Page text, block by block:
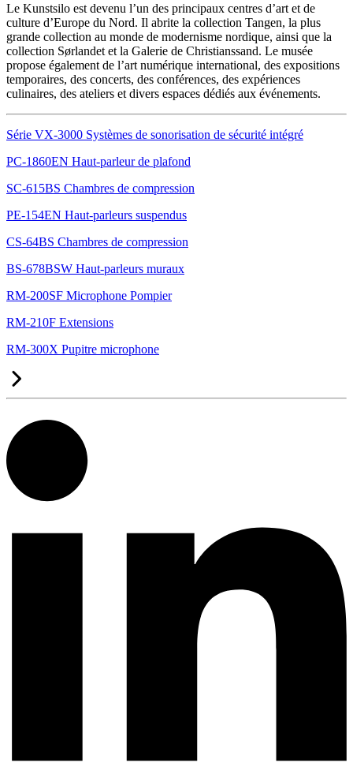
Le Kunstsilo est devenu l’un des principaux centres d’art et de
culture d’Europe du Nord. Il abrite la collection Tangen, la plus
grande collection au monde de modernisme nordique, ainsi que la
collection Sørlandet et la Galerie de Christianssand. Le musée
propose également de l’art numérique international, des expositions
temporaires, des concerts, des conférences, des expériences
culinaires, des ateliers et divers espaces dédiés aux événements.
Série VX-3000 Systèmes de sonorisation de sécurité intégré
PC-1860EN Haut-parleur de plafond
SC-615BS Chambres de compression
PE-154EN Haut-parleurs suspendus
CS-64BS Chambres de compression
BS-678BSW Haut-parleurs muraux
RM-200SF Microphone Pompier
RM-210F Extensions
RM-300X Pupitre microphone